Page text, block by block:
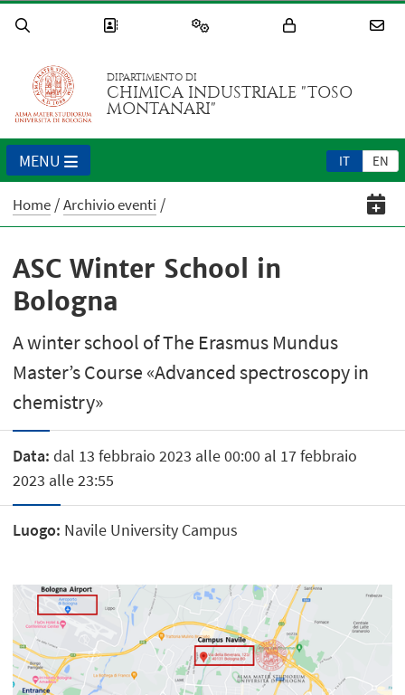
DIPARTIMENTO DI
CHIMICA INDUSTRIALE "TOSO
MONTANARI"
IT EN
MENU
Home Archivio eventi
ASC Winter School in
Bologna
A winter school of The Erasmus Mundus
Master’s Course «Advanced spectroscopy in
chemistry»
Data: dal 13 febbraio 2023 alle 00:00 al 17 febbraio
2023 alle 23:55
Luogo: Navile University Campus